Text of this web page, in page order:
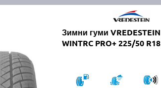
Зимни гуми VREDESTEIN
WINTRC PRO+ 225/50 R18